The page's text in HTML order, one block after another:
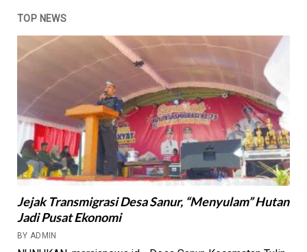
TOP NEWS
Jejak Transmigrasi Desa Sanur, “Menyulam” Hutan
Jadi Pusat Ekonomi
BY ADMIN